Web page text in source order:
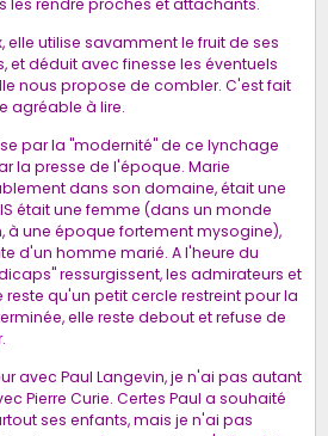
les rendre proches et attachants.
elle utilise savamment le fruit de ses
et déduit avec finesse les éventuels
nous propose de combler. C'est fait
agréable à lire.
par la "modernité" de ce lynchage
la presse de l'époque. Marie
dans son domaine, était une
était une femme (dans un monde
à une époque fortement mysogine),
d'un homme marié. A l'heure du
ressurgissent, les admirateurs et
qu'un petit cercle restreint pour la
elle reste debout et refuse de
avec Paul Langevin, je n'ai pas autant
Pierre Curie. Certes Paul a souhaité
ses enfants, mais je n'ai pas